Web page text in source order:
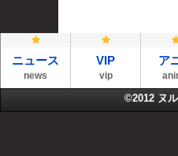
ニュース
news
VIP
vip
ア
©2012 ヌ